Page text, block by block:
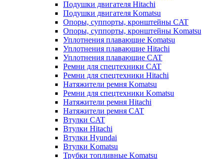
Подушки двигателя Hitachi
Подушки двигателя Komatsu
Опоры, суппорты, кронштейны CAT
Опоры, суппорты, кронштейны Komatsu
Уплотнения плавающие Komatsu
Уплотнения плавающие Hitachi
Уплотнения плавающие CAT
Ремни для спецтехники CAT
Ремни для спецтехники Hitachi
Натяжители ремня Komatsu
Ремни для спецтехники Komatsu
Натяжители ремня Hitachi
Натяжители ремня CAT
Втулки CAT
Втулки Hitachi
Втулки Hyundai
Втулки Komatsu
Трубки топливные Komatsu